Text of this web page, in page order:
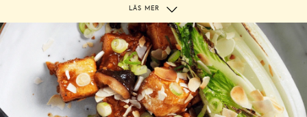
% växtbaserat och något som du verkligen borde prova. Tofun blir
ingefära, vitlök, shiitake, päron och mandel. En garanterad dans för
LÄS MER